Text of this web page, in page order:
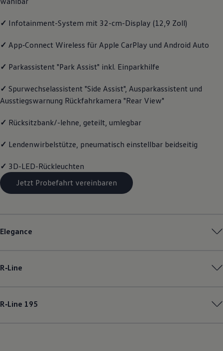
✓ Infotainment-System mit 32-cm-Display (12,9 Zoll)
✓ App‑Connect Wireless für Apple CarPlay und Android Auto
✓ Parkassistent "Park Assist" inkl. Einparkhilfe
✓ Spurwechselassistent "Side Assist", Ausparkassistent und
Ausstiegswarnung Rückfahrkamera "Rear View"
✓ Rücksitzbank/-lehne, geteilt, umlegbar
✓ Lendenwirbelstütze, pneumatisch einstellbar beidseitig
✓ 3D-LED-Rückleuchten
Jetzt Probefahrt vereinbaren
Elegance
R‑Line
R‑Line 195